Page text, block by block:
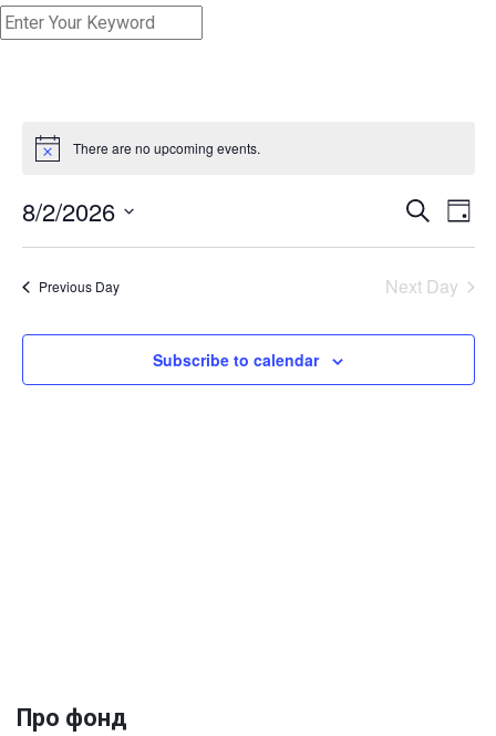
There are no upcoming events.
Events
Search
and
Views
Search
Day
8/2/2026
Select
Previous Day Next Day
Subscribe to calendar
Про фонд